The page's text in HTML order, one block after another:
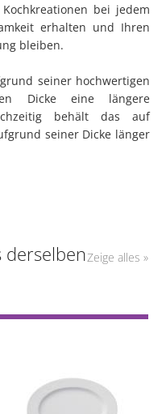
bei jedem
erhalten und Ihren
bleiben.
seiner hochwertigen
Dicke eine längere
behält das auf
seiner Dicke länger
derselbenZeige alles »